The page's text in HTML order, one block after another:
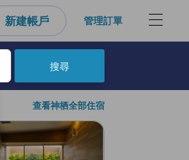
新建帳戶 管理訂單
選擇入住日期。重複相同方法以選擇
搜尋
查看神栖全部住宿
考，幫助所有人能快速找到符合需求的住